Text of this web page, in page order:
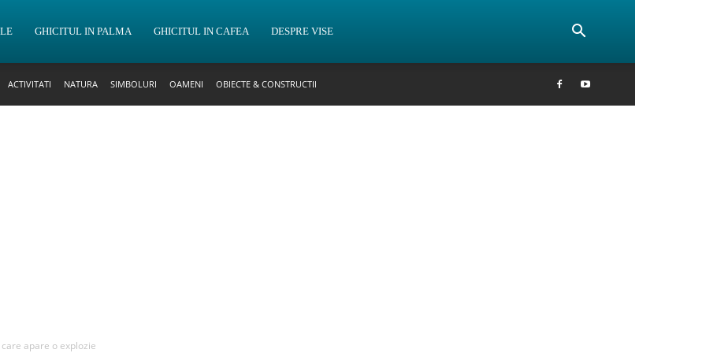
GHICITUL IN PALMA GHICITUL IN CAFEA DESPRE VISE
ACTIVITATI NATURA SIMBOLURI OAMENI OBIECTE & CONSTRUCTII
apare o explozie